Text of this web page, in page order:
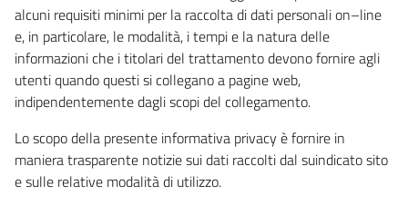
alcuni requisiti minimi per la raccolta di dati personali on–line
e, in particolare, le modalità, i tempi e la natura delle
informazioni che i titolari del trattamento devono fornire agli
utenti quando questi si collegano a pagine web,
indipendentemente dagli scopi del collegamento.
Lo scopo della presente informativa privacy è fornire in
maniera trasparente notizie sui dati raccolti dal suindicato sito
e sulle relative modalità di utilizzo.